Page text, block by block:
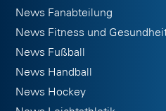
News Fanabteilung
News Fitness und
News Fußball
News Handball
News Hockey